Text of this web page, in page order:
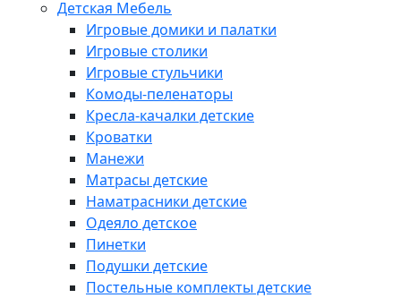
Детская Мебель
Игровые домики и палатки
Игровые столики
Игровые стульчики
Комоды-пеленаторы
Кресла-качалки детские
Кроватки
Манежи
Матрасы детские
Наматрасники детские
Одеяло детское
Пинетки
Подушки детские
Постельные комплекты детские